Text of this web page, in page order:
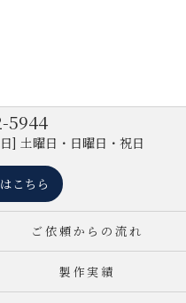
5944
] 土曜日・日曜日・祝日
こちら
ご依頼からの流れ
製作実績